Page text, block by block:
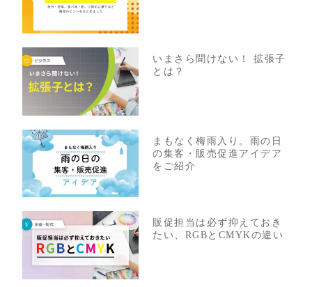
いまさら聞けない！ 拡張子
とは？
まもなく梅雨入り。雨の日
の集客・販売促進アイデア
をご紹介
販促担当は必ず抑えておき
たい、RGBとCMYKの違い